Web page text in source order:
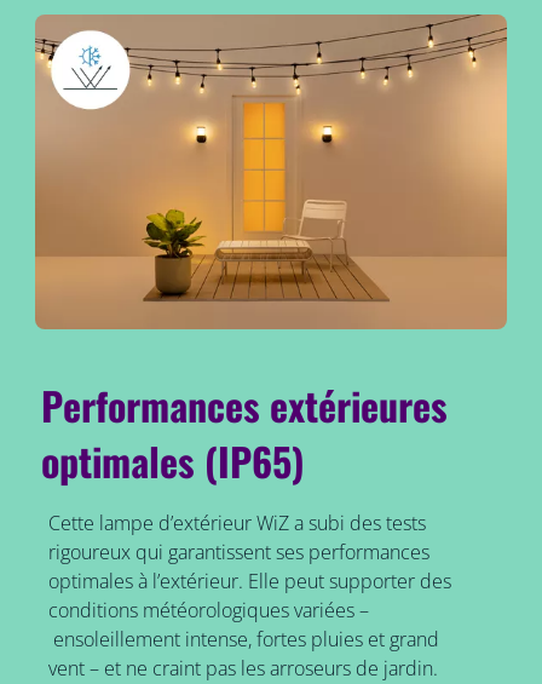
Performances extérieures
optimales (IP65)
Cette lampe d’extérieur WiZ a subi des tests
rigoureux qui garantissent ses performances
optimales à l’extérieur. Elle peut supporter des
conditions météorologiques variées –
ensoleillement intense, fortes pluies et grand
vent – et ne craint pas les arroseurs de jardin.